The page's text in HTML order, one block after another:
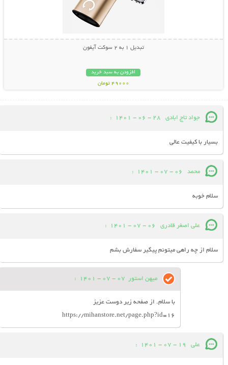
تبدیل 1 به 2 سوکت آیفون
افزودن به سبد خرید
49000 تومان
جواد تاج ابادی 28 - 06 - 1401
:
بسیار با کیفیت عالی
محمد 06 - 07 - 1401
:
سلام خوبه
علی اصغر قادری 06 - 07 - 1401
:
سلام از چه راهی میتونم پیگیر سفارش بشم
میهن استور 07 - 07 - 1401
:
با سلام. از صفحه زیر دوست عزیز
https://mihanstore.net/page.php?id=16
على 19 - 07 - 1401
: